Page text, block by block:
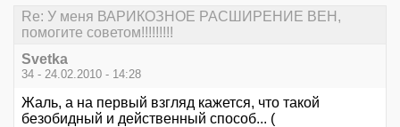
Re: У меня ВАРИКОЗНОЕ РАСШИРЕНИЕ ВЕН,
помогите советом!!!!!!!!!
Svetka
34 - 24.02.2010 - 14:28
Жаль, а на первый взгляд кажется, что такой
безобидный и действенный способ... (